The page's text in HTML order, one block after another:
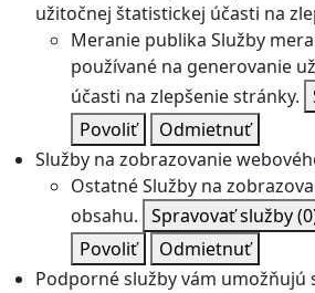
užitočnej štatistickej účasti na
Meranie publika Služby
používané na generovanie
účasti na zlepšenie stránky.
Povoliť
Odmietnuť
Služby na zobrazovanie
OstatnéSlužby na
obsahu. Spravovať služby
Povoliť
Odmietnuť
Podporné služby vám umožňujú